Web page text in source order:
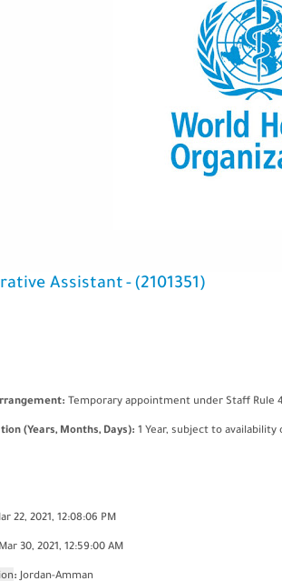
Assistant - (2101351)
: Temporary appointment under Staff Rule
(Years, Months, Days): 1 Year, subject to
22, 2021, 12:08:06 PM
Mar 30, 2021, 12:59:00 AM
: Jordan-Amman